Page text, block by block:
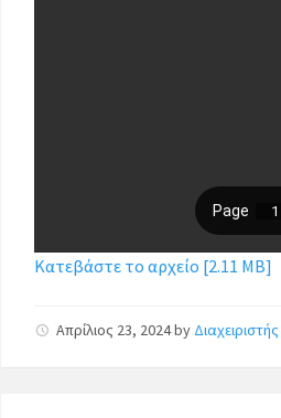
Κατεβάστε το αρχείο [2.11 MB]
Απρίλιος 23, 2024by Διαχειριστής